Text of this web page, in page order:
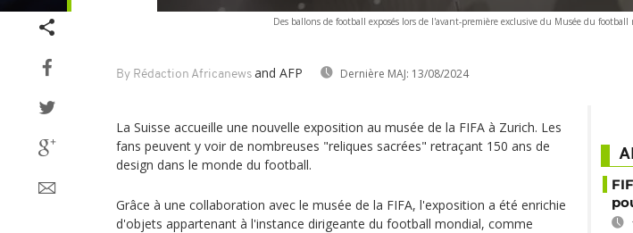
Des ballons de football exposés lors de l'avant-première exclusive du Musée du
By Rédaction Africanews and AFP Dernière MAJ: 13/08/2024
La Suisse accueille une nouvelle exposition au musée de la FIFA à Zurich. Les
fans peuvent y voir de nombreuses "reliques sacrées" retraçant 150 ans de
design dans le monde du football.
Grâce à une collaboration avec le musée de la FIFA, l'exposition a été enrichie
d'objets appartenant à l'instance dirigeante du football mondial, comme